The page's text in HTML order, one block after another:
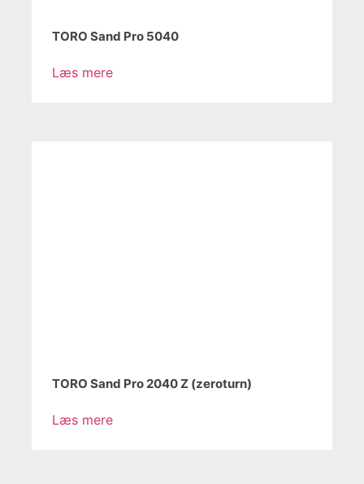
TORO Sand Pro 5040
Læs mere
TORO Sand Pro 2040 Z (zeroturn)
Læs mere